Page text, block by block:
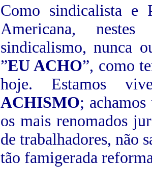
Como sindicalista e
Americana,
sindicalismo, nunca
”EU ACHO”, como
hoje. Estamos
ACHISMO; achamos
os mais renomados
de trabalhadores, não
tão famigerada